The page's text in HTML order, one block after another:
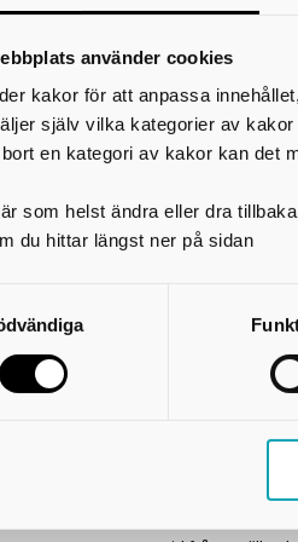
använder cookies
kakor för att anpassa
själv vilka kategorier av
en kategori av kakor kan det
som helst ändra eller dra
du hittar längst ner på sidan
öka elevernas
Det syns inte
systematiskt
skolor.
På sidanpsykisk
Om
Syftet med
Utöver att
beslutsfattare.
regelbundet.
Vid